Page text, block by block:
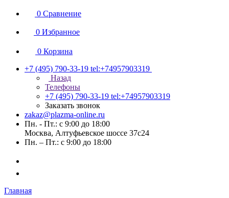
0 Сравнение
0 Избранное
0 Корзина
+7 (495) 790-33-19 tel:+74957903319
Назад
Телефоны
+7 (495) 790-33-19 tel:+74957903319
Заказать звонок
zakaz@plazma-online.ru
Пн. - Пт.: с 9:00 до 18:00
Москва, Алтуфьевское шоссе 37с24
Пн. – Пт.: с 9:00 до 18:00
Главная